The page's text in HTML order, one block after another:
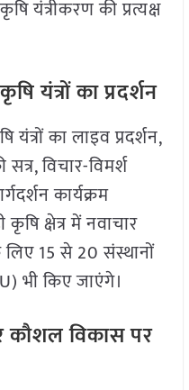
यंत्रीकरण की प्रत्यक्ष
यंत्रों का प्रदर्शन
का लाइव प्रदर्शन,
विचार-विमर्श
कार्यक्रम
क्षेत्र में नवाचार
15 से 20 संस्थानों
भी किए जाएंगे।
विकास पर